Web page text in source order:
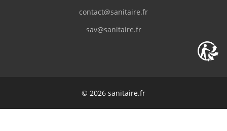
contact@sanitaire.fr
sav@sanitaire.fr
© 2026 sanitaire.fr